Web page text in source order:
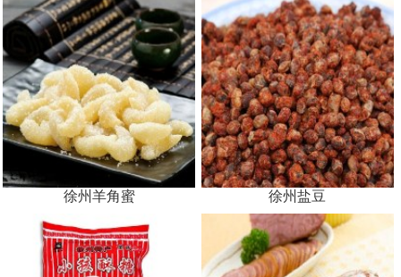
徐州羊角蜜 徐州盐豆